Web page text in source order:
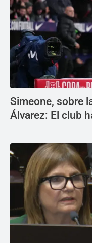
Simeone, sobre
Álvarez: El club